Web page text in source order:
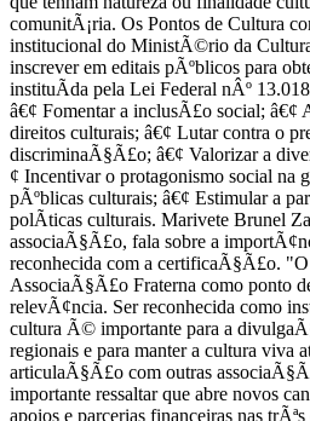
comunitÃ¡ria. Os Pontos de Cultura
institucional do MinistÃ©rio da
inscrever em editais pÃºblicos para
instituÃ­da pela Lei Federal nÂº
â€¢ Fomentar a inclusÃ£o social; â€¢
direitos culturais; â€¢ Lutar contra o
discriminaÃ§Ã£o; â€¢ Valorizar a
¢ Incentivar o protagonismo social na
pÃºblicas culturais; â€¢ Estimular a
polÃ­ticas culturais. Marivete Brunel
associaÃ§Ã£o, fala sobre a
reconhecida com a certificaÃ§Ã£o.
AssociaÃ§Ã£o Fraterna como ponto
relevÃ¢ncia. Ser reconhecida como
cultura Ã© importante para a
regionais e para manter a cultura viva
articulaÃ§Ã£o com outras
importante ressaltar que abre novos
apoios e parcerias financeiras nas